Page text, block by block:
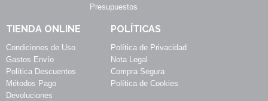
Presupuestos
TIENDA ONLINE
Condiciones de Uso
Gastos Envío
Política Descuentos
Métodos Pago
Devoluciones
POLÍTICAS
Política de Privacidad
Nota Legal
Compra Segura
Política de Cookies